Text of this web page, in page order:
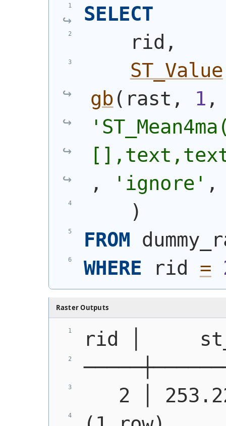
SELECT
    rid,
ST_Value
gb ( rast, 1
,
'ignore'
)
FROM
WHERE rid =
Raster Outputs
rid │
2 │